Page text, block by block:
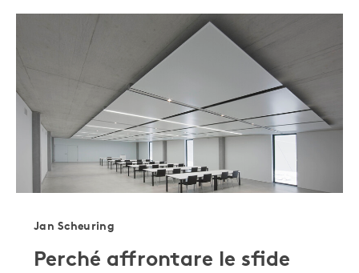
Jan Scheuring
Perché affrontare le sfide